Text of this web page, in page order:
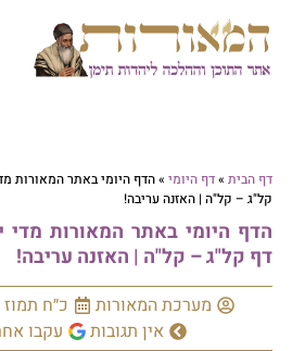
דף הבית »דף היומי »הדף היומי באתר המאורות
קל"ג – קל"ה | האזנה עריבה!
הדף היומי באתר המאורות
דף קל"ג – קל"ה | האזנה עריבה!
מערכת המאורות כ״ח
אין תגובות
עקבו